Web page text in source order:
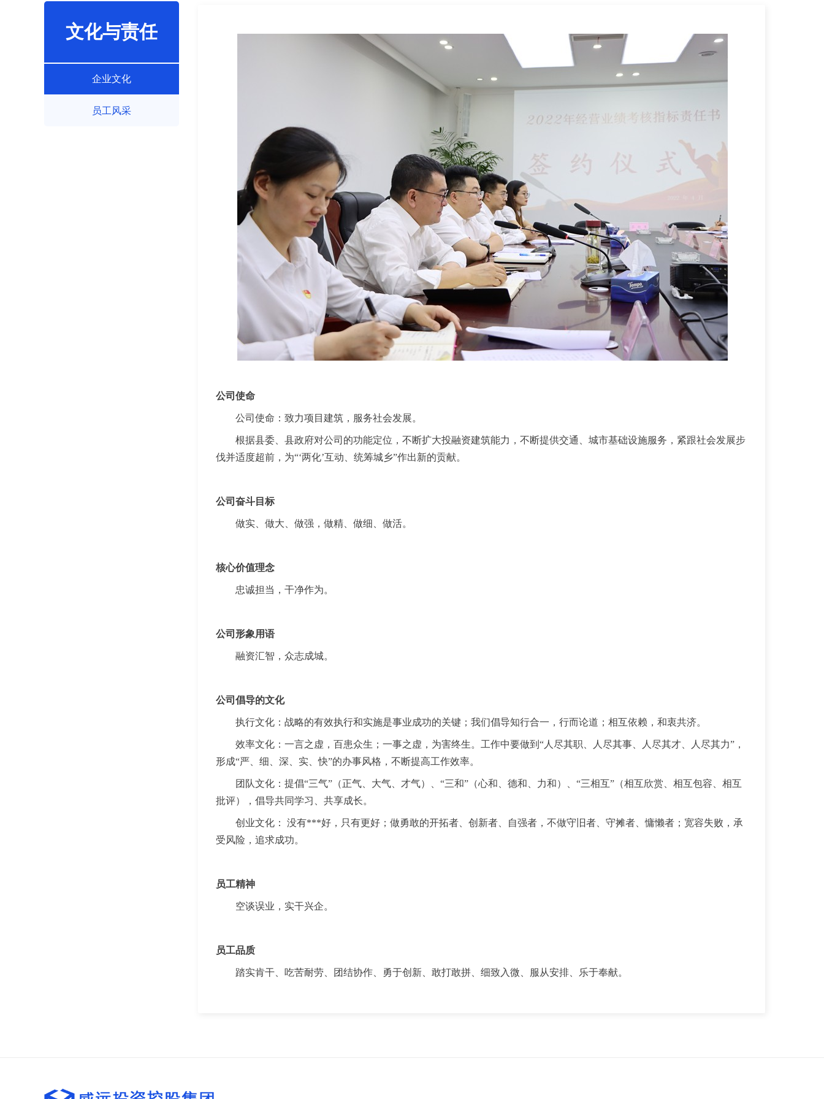
文化与责任
企业文化
员工风采
公司使命
公司使命：致力项目建筑，服务社会发展。
根据县委、县政府对公司的功能定位，不断扩大投融资建筑能力，不断提供交通、城市基础设施服务，紧跟社会发展步
伐并适度超前，为“‘两化’互动、统筹城乡”作出新的贡献。
公司奋斗目标
做实、做大、做强，做精、做细、做活。
核心价值理念
忠诚担当，干净作为。
公司形象用语
融资汇智，众志成城。
公司倡导的文化
执行文化：战略的有效执行和实施是事业成功的关键；我们倡导知行合一，行而论道；相互依赖，和衷共济。
效率文化：一言之虚，百患众生；一事之虚，为害终生。工作中要做到“人尽其职、人尽其事、人尽其才、人尽其力”，
形成“严、细、深、实、快”的办事风格，不断提高工作效率。
团队文化：提倡“三气”（正气、大气、才气）、“三和”（心和、德和、力和）、“三相互”（相互欣赏、相互包容、相互
批评），倡导共同学习、共享成长。
创业文化： 没有***好，只有更好；做勇敢的开拓者、创新者、自强者，不做守旧者、守摊者、慵懒者；宽容失败，承
受风险，追求成功。
员工精神
空谈误业，实干兴企。
员工品质
踏实肯干、吃苦耐劳、团结协作、勇于创新、敢打敢拼、细致入微、服从安排、乐于奉献。